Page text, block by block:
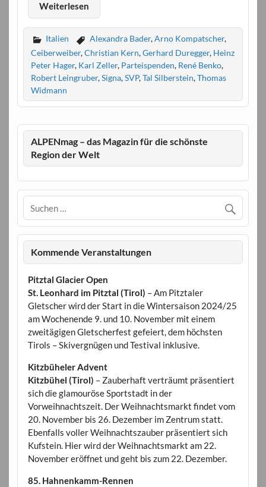
Weiterlesen
Italien Alexandra Bader,Arno Kompatscher,
Ceiberweiber,Christian Kern,Gerhard Duregger, Heinz
Peter Hager, Karl Zeller, Parteispenden, René Benko,
Robert Leingruber,Signa,SVP,Tal Silberstein,Thomas
Widmann
ALPENmag – das Magazin für die schönste
Region der Welt
Kommende Veranstaltungen
Pitztal Glacier Open
St. Leonhard im Pitztal (Tirol) – Am Pitztaler
Gletscher wird der Start in die Wintersaison 2024/25
am Wochenende 9. und 10. November mit einem
zweitägigen Gletscherfest gefeiert, dem höchsten
Tirols – Skivergnügen und Testival inklusive.
Kitzbüheler Advent
Kitzbühel (Tirol) – Zauberhaft verträumt präsentiert
sich die glamouröse Sportstadt in der
Vorweihnachtszeit. Der Weihnachtsmarkt findet vom
20. November bis 26. Dezember im Zentrum statt.
Ebenfalls voller Weihnachtszauber präsentiert sich
Kufstein. Hier wird der Weihnachtsmarkt am 22.
November eröffnet und geht bis zum 22. Dezember.
85. Hahnenkamm-Rennen